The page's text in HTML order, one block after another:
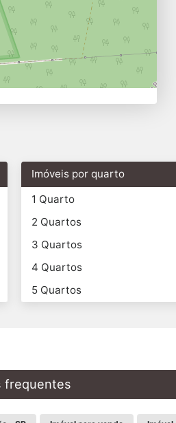
Imóveis por quarto
1 Quarto
2 Quartos
3 Quartos
4 Quartos
5 Quartos
frequentes